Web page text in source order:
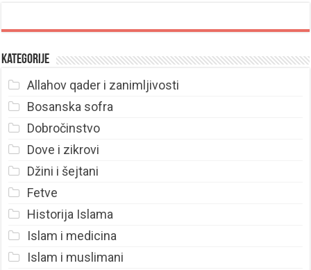
Kategorije
Allahov qader i zanimljivosti
Bosanska sofra
Dobročinstvo
Dove i zikrovi
Džini i šejtani
Fetve
Historija Islama
Islam i medicina
Islam i muslimani